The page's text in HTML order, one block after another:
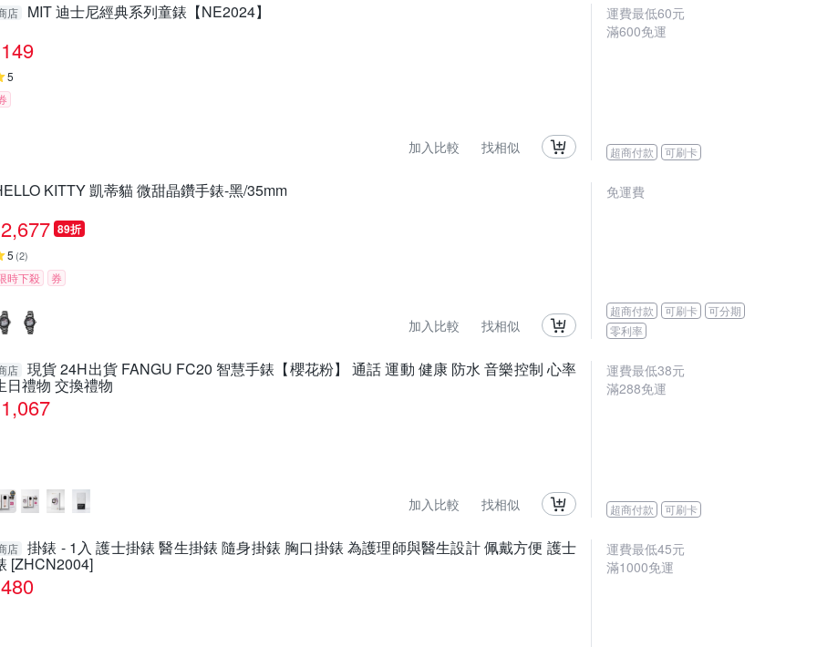
店 MIT 迪士尼經典系列童錶【NE2024】
149
5
加入比較 找相似
運費最低60元
滿600免運
超商付款 可刷卡
KITTY 凱蒂貓 微甜晶鑽手錶-黑/35mm
2,677 89折
5 (2)
時下殺 券
加入比較 找相似
免運費
超商付款 可刷卡
可分期
零利率
店 現貨 24H出貨 FANGU FC20 智慧手錶【櫻花粉】 通話 運動 健康 防水 音樂控制 心率
日禮物 交換禮物
1,067
加入比較 找相似
運費最低38元
滿288免運
超商付款 可刷卡
店 掛錶 - 1入 護士掛錶 醫生掛錶 隨身掛錶 胸口掛錶 為護理師與醫生設計 佩戴方便 護士
[ZHCN2004]
480
運費最低45元
滿1000免運